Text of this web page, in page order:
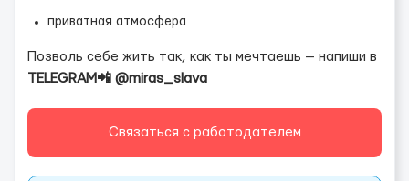
приватная атмосфера
Позволь себе жить так, как ты мечтаешь — напиши в
TELEGRAM📲 @miras_slava
Связаться с работодателем